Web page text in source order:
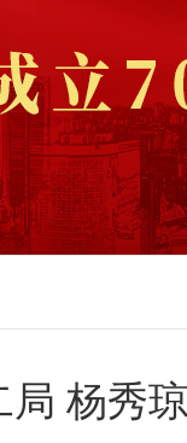
局 杨秀